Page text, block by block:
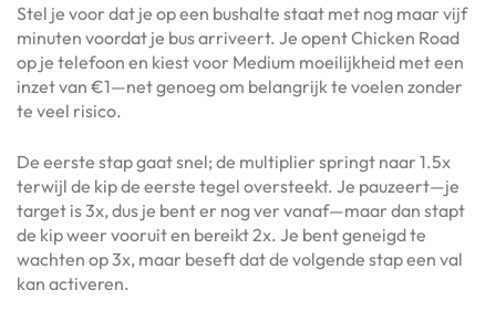
Stel je voor dat je op een bushalte staat met nog maar vijf
minuten voordat je bus arriveert. Je opent Chicken Road
op je telefoon en kiest voor Medium moeilijkheid met een
inzet van €1—net genoeg om belangrijk te voelen zonder
te veel risico.
De eerste stap gaat snel; de multiplier springt naar 1.5x
terwijl de kip de eerste tegel oversteekt. Je pauzeert—je
target is 3x, dus je bent er nog ver vanaf—maar dan stapt
de kip weer vooruit en bereikt 2x. Je bent geneigd te
wachten op 3x, maar beseft dat de volgende stap een val
kan activeren.